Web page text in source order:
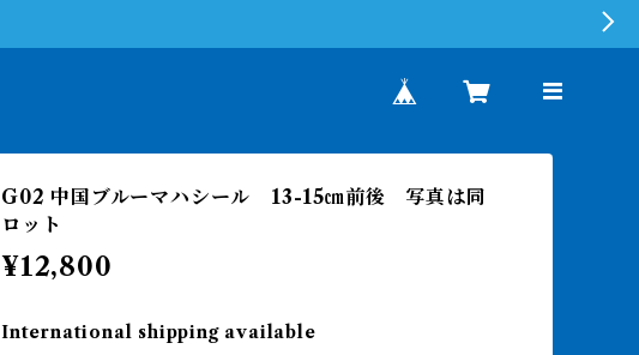
G02 中国ブルーマハシール 13-15㎝前後 写真は同
ロット
¥12,800
International shipping available